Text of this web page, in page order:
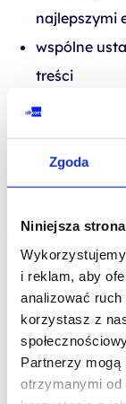
Zgoda
Niniejsza
i reklam, aby
analizować
korzystasz z
Partnerzy mogą
otrzymanymi od
najlepszymi
wspólne
treści
nacisk na
Jak